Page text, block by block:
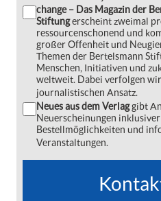
change – Das Magazin der
Stiftungerscheint zweimal
ressourcenschonend und
großer Offenheit und
Themen der Bertelsmann
Menschen, Initiativen und
weltweit. Dabei verfolgen
journalistischen Ansatz.
Neues aus dem Verlaggibt
Neuerscheinungen
Bestellmöglichkeiten und
Veranstaltungen.